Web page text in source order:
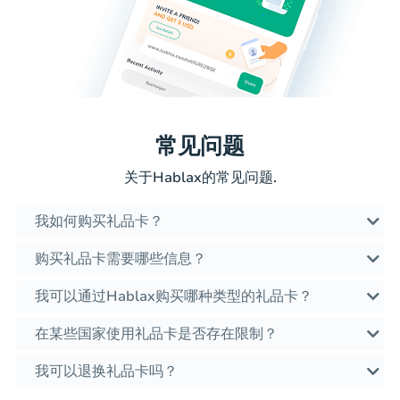
常见问题
关于Hablax的常见问题.
我如何购买礼品卡？
购买礼品卡需要哪些信息？
我可以通过Hablax购买哪种类型的礼品卡？
在某些国家使用礼品卡是否存在限制？
我可以退换礼品卡吗？